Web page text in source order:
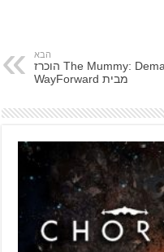
הבא
The Mummy: Demastered הוכרז
מבית WayForward